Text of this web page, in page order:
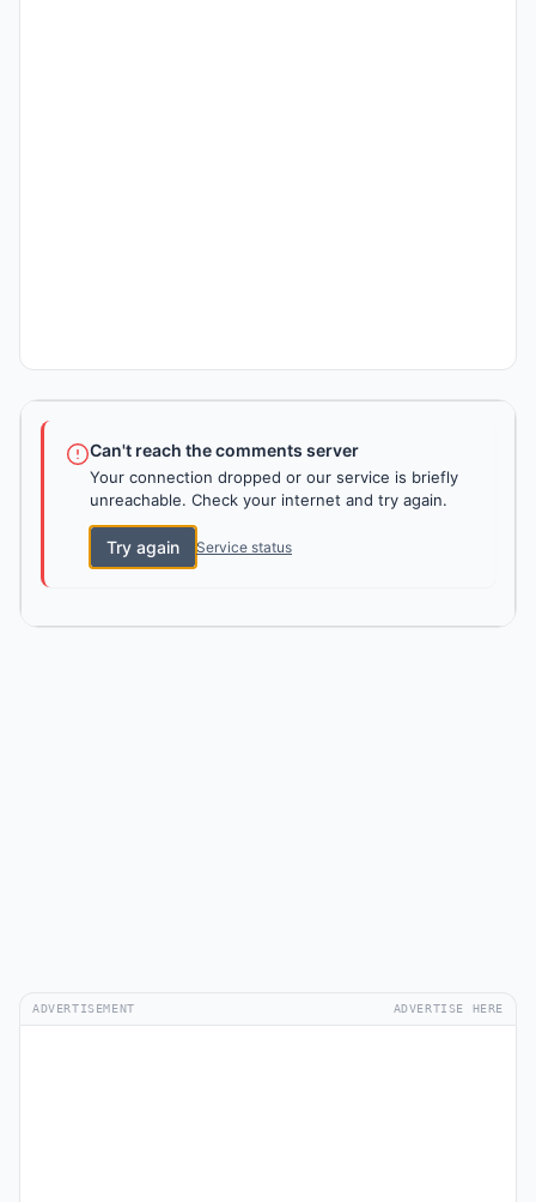
Can't reach the comments server
Your connection dropped or our service is briefly
unreachable. Check your internet and try again.
Try again Service status
ADVERTISEMENT ADVERTISE HERE